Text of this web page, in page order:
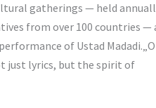
gatherings — held
from over 100 countries —
of Ustad
just lyrics, but the spirit of